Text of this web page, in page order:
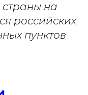
на
российских
пунктов